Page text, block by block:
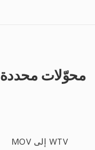
محوّلات محددة
MOV إلى WTV